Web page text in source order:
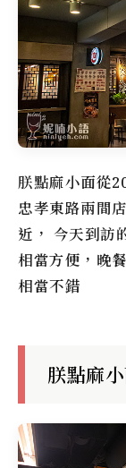
朕點麻小面從
忠孝東路兩間
近， 今天到訪
相當方便，晚
相當不錯
朕點麻